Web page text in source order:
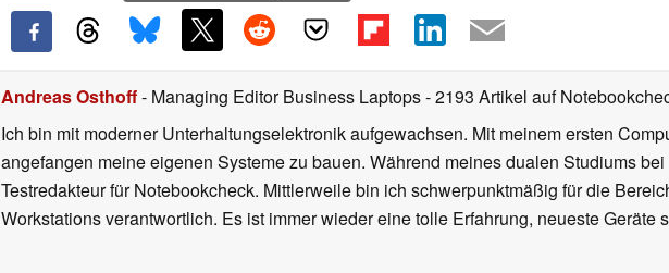
Andreas Osthoff- Managing Editor Business Laptops- 2193 Artikel auf
Ich bin mit moderner Unterhaltungselektronik aufgewachsen. Mit meinem ersten
angefangen meine eigenen Systeme zu bauen. Während meines dualen Studiums
Testredakteur für Notebookcheck. Mittlerweile bin ich schwerpunktmäßig für die
Workstations verantwortlich. Es ist immer wieder eine tolle Erfahrung, neueste